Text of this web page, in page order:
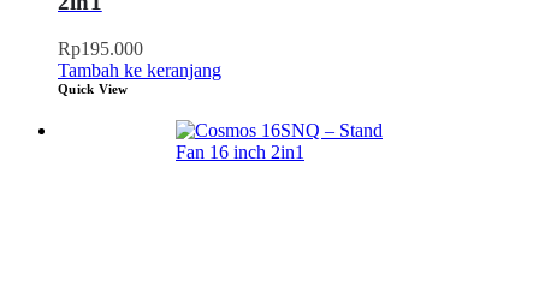
Rp195.000
Tambah ke keranjang
Quick View